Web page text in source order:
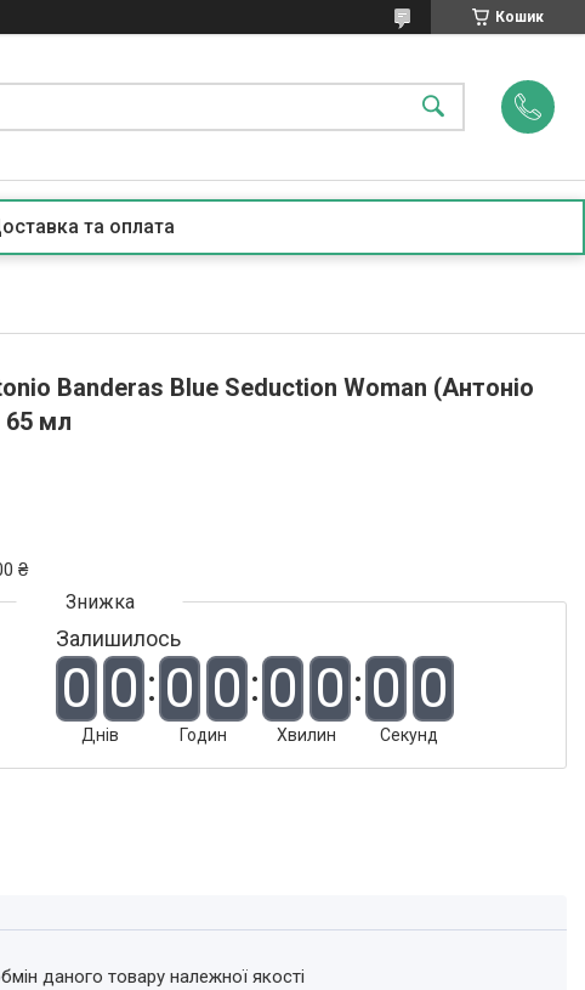
Кошик
та оплата
Banderas Blue Seduction Woman (Антоніо
мл
₴
Залишилось
0 0
Днів
0 0
Годин
0 0
Хвилин
0 0
Секунд
даного товару належної якості